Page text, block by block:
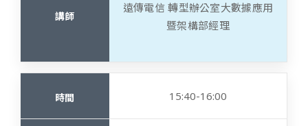
遠傳電信 轉型辦公室大數據應用
暨架構部經理
15:40-16:00